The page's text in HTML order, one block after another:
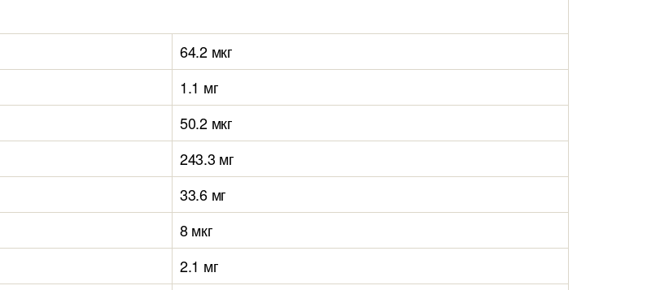
64.2 мкг
1.1 мг
50.2 мкг
243.3 мг
33.6 мг
8 мкг
2.1 мг